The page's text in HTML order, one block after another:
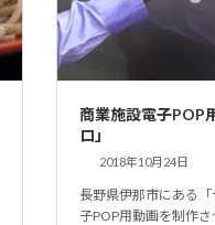
商業施設電子POP
ロ」
2018年10月24日
長野県伊那市にある
子POP用動画を制作